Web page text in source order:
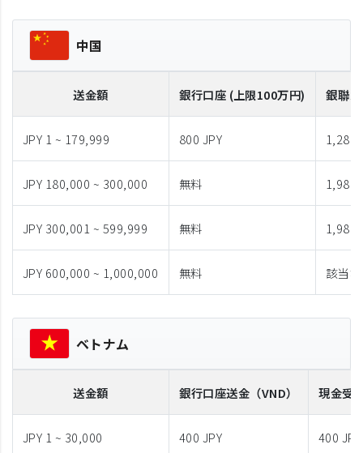
中国
送金額 銀行口座 (上限100万円) 銀聯
JPY 1 ~ 179,999 800 JPY 1,280
JPY 180,000 ~ 300,000 無料 1,980
JPY 300,001 ~ 599,999 無料 1,980
JPY 600,000 ~ 1,000,000 無料 該当
ベトナム
送金額 銀行口座送金 （VND） 現金受
JPY 1 ~ 30,000 400 JPY 400 JPY